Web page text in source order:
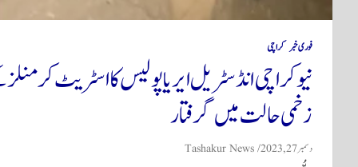
فوری خبر کراچی
زخمی حالت میں گرفتار
دسمبر 27, 2023 Tashakur News